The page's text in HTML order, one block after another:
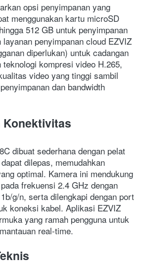
opsi penyimpanan yang
menggunakan kartu microSD
512 GB untuk penyimpanan
penyimpanan cloud EZVIZ
diperlukan) untuk cadangan
teknologi kompresi video H.265,
video yang tinggi sambil
dan bandwidth
Konektivitas
dibuat sederhana dengan pelat
dilepas, memudahkan
optimal. Kamera ini mendukung
frekuensi 2.4 GHz dengan
g/n, serta dilengkapi dengan port
koneksi kabel. Aplikasi EZVIZ
yang ramah pengguna untuk
real-time.